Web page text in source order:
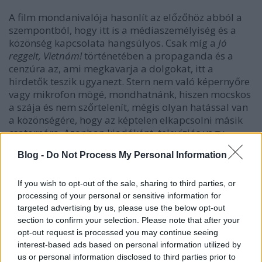
Blog - Do Not Process My Personal Information
If you wish to opt-out of the sale, sharing to third parties, or
processing of your personal or sensitive information for
targeted advertising by us, please use the below opt-out
section to confirm your selection. Please note that after your
opt-out request is processed you may continue seeing
interest-based ads based on personal information utilized by
us or personal information disclosed to third parties prior to
A film mondanivalója hasonlít az előzőhöz abból a
szempontból, hogy itt is a médiaszemélyiség és a
közönség kapcsolata hangsúlyos. Csak míg a Jó
reggelt, Vietnám!történetében a propaganda és a
cenzúra az, ami megkavarja a dolgokat, itt a
hirdetők teszik ugyanezt. Stern nem való képernyőre
vagy mikrofon mögé, mondhatnánk, hiszen mocskos
a szája és nem szőrtelenít, mégis olyan hatással van
a közönségére, hogy az képtelen elkapcsolni másik
csatornára. Azonban kiadóként, televíziós vagy
rádiós csatorna tulajdonosként be tudjuk és merjük-
e vállalni, hogy a mi nevünkkel, a brandünk égisze
közönségünket? Persze, van az a pénz. Nehéz azt
belőni, hogy mi az, ami még vicces, mi az, ami miatt
még nem kapcsolnak el a hallgatók, és mi az, ami
miatt még nem mennek el a hirdetők. Ezekről a
döntésekről is szól a film és ez az, ami többletet ad
hozzá az életrajzi elemeken túl.